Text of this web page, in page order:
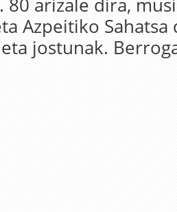
80 arizale dira,
Azpeitiko Sahatsa
jostunak.